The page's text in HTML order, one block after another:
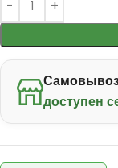
доступен